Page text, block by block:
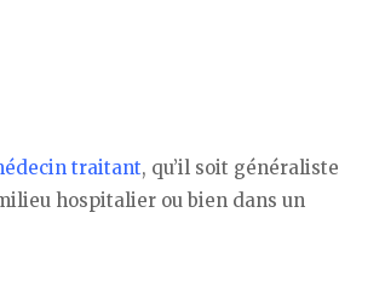
traitant, qu’il soit généraliste
hospitalier ou bien dans un